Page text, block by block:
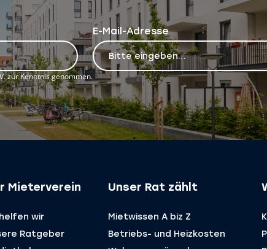
E-Mail-Adresse
zur Kenntnis genommen.
Mieterverein
wir
Ratgeber
Unser Rat zählt
Mietwissen A biz Z
Betriebs- und Heizkosten